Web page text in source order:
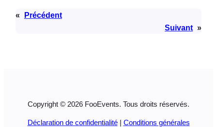
«
Précédent
Suivant »
Copyright © 2026 FooEvents. Tous droits réservés.
Déclaration de confidentialité| Conditions générales